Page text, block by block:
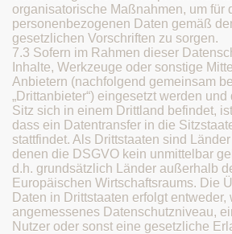
organisatorische Maßnahmen, um für
personenbezogenen Daten gemäß
gesetzlichen Vorschriften zu sorgen.
7.3 Sofern im Rahmen dieser
Inhalte, Werkzeuge oder sonstige
Anbietern (nachfolgend gemeinsam
„Drittanbieter“) eingesetzt werden
Sitz sich in einem Drittland befindet,
dass ein Datentransfer in die
stattfindet. Als Drittstaaten sind
denen die DSGVO kein unmittelbar
d.h. grundsätzlich Länder außerhalb
Europäischen Wirtschaftsraums. Die
Daten in Drittstaaten erfolgt entweder,
angemessenes Datenschutzniveau,
Nutzer oder sonst eine gesetzliche